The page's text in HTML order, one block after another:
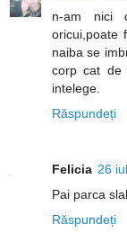
n-am nici
oricui,poate
naiba se
corp cat de
intelege.
Răspundeți
Felicia 26
Pai parca
Răspundeți